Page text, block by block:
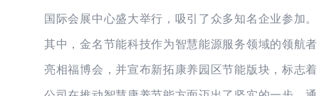
国际会展中心盛大举行，吸引了众多知名企业参加。
其中，金名节能科技作为智慧能源服务领域的领航者
亮相福博会，并宣布新拓康养园区节能版块，标志着